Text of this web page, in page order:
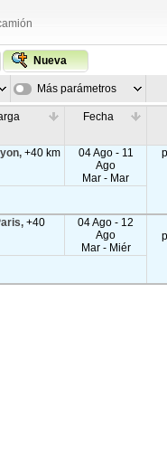
Nueva
Más parámetros
Fecha
+40 km
04 Ago - 11
Ago
Mar - Mar
+40
04 Ago - 12
Ago
Mar - Miér